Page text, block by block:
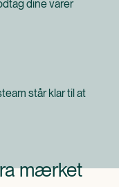
dine varer
står klar til at
mærket